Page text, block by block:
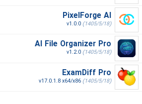
PixelForge AI
v1.0.0 (1405/5/18)
AI File Organizer Pro
v1.2.0 (1405/5/18)
ExamDiff Pro
v17.0.1.8 x64/x86 (1405/5/18)